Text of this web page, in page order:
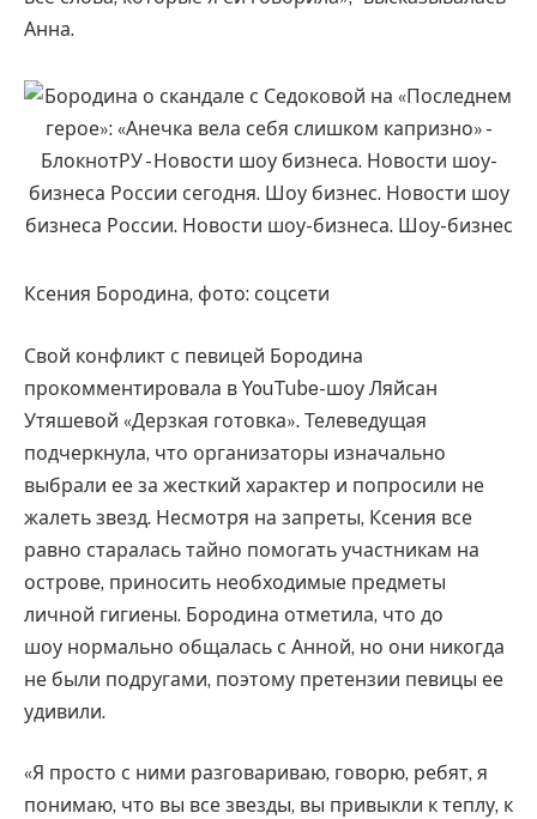
Анна.
Ксения Бородина, фото: соцсети
Свой конфликт с певицей Бородина
прокомментировала в YouTube-шоу Ляйсан
Утяшевой «Дерзкая готовка». Телеведущая
подчеркнула, что организаторы изначально
выбрали ее за жесткий характер и попросили не
жалеть звезд. Несмотря на запреты, Ксения все
равно старалась тайно помогать участникам на
острове, приносить необходимые предметы
личной гигиены. Бородина отметила, что до
шоу нормально общалась с Анной, но они никогда
не были подругами, поэтому претензии певицы ее
удивили.
«Я просто с ними разговариваю, говорю, ребят, я
понимаю, что вы все звезды, вы привыкли к теплу, к